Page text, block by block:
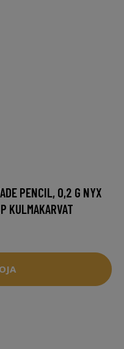
PENCIL, 0,2 G NYX
KULMAKARVAT